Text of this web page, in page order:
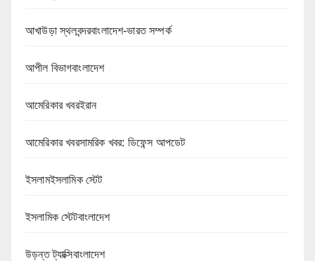
আখাউড়া স্থলবন্দরবাংলাদেশ-ভারত সম্পর্ক
আপীল বিভাগবাংলাদেশ
আমেরিকার খবরইরান
আমেরিকার খবরসামরিক খবর: ডিফেন্স আপডেট
ইসলামইসলামিক স্টেট
ইসলামিক স্টেটবাংলাদেশ
উড়ন্ত ট্যাক্সিবাংলাদেশ